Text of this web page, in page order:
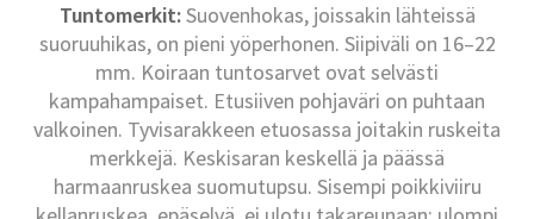
Tuntomerkit:Suovenhokas, joissakin lähteissä
suoruuhikas, on pieni yöperhonen. Siipiväli on 16–22
mm. Koiraan tuntosarvet ovat selvästi
kampahampaiset. Etusiiven pohjaväri on puhtaan
valkoinen. Tyvisarakkeen etuosassa joitakin ruskeita
merkkejä. Keskisaran keskellä ja päässä
harmaanruskea suomutupsu. Sisempi poikkiviiru